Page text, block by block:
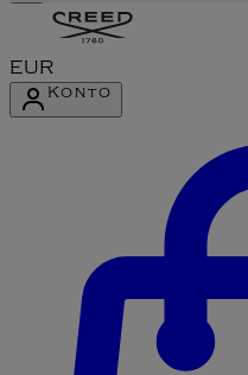
EUR
Konto